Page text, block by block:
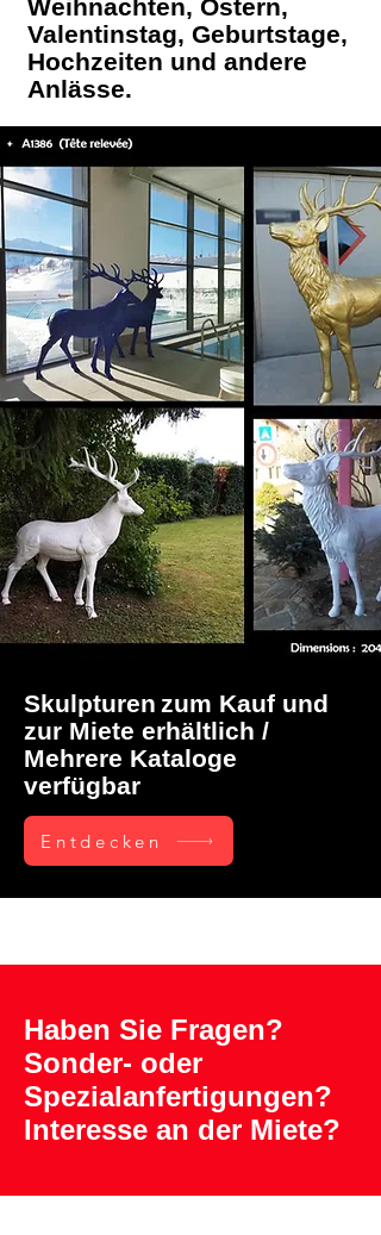
Weihnachten, Ostern,
Valentinstag, Geburtstage,
Hochzeiten und andere
Anlässe.
Skulpturen zum Kauf und
zur Miete erhältlich /
Mehrere Kataloge
verfügbar
Entdecken
Haben Sie Fragen?
Sonder- oder
Spezialanfertigungen?
Interesse an der Miete?